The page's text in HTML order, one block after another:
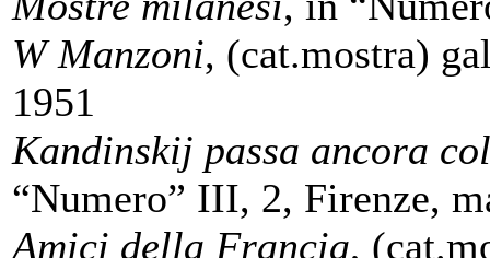
W Manzoni, (cat.mostra)
1951
Kandinskij passa ancora
“Numero” III, 2, Firenze,
Amici della Francia,